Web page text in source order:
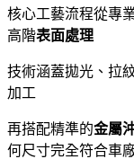
核心工藝流程從專
高階表面處理
技術涵蓋拋光、拉
加工
再搭配精準的金屬
何尺寸完全符合車